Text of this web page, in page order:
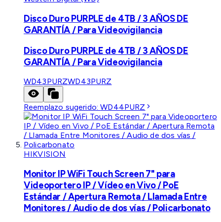
Disco Duro PURPLE de 4TB / 3 AÑOS DE
GARANTÍA / Para Videovigilancia
Disco Duro PURPLE de 4TB / 3 AÑOS DE
GARANTÍA / Para Videovigilancia
WD43PURZWD43PURZ
Reemplazo sugerido:WD44PURZ
HIKVISION
Monitor IP WiFi Touch Screen 7" para
Videoportero IP / Vídeo en Vivo / PoE
Estándar / Apertura Remota / Llamada Entre
Monitores / Audio de dos vías / Policarbonato